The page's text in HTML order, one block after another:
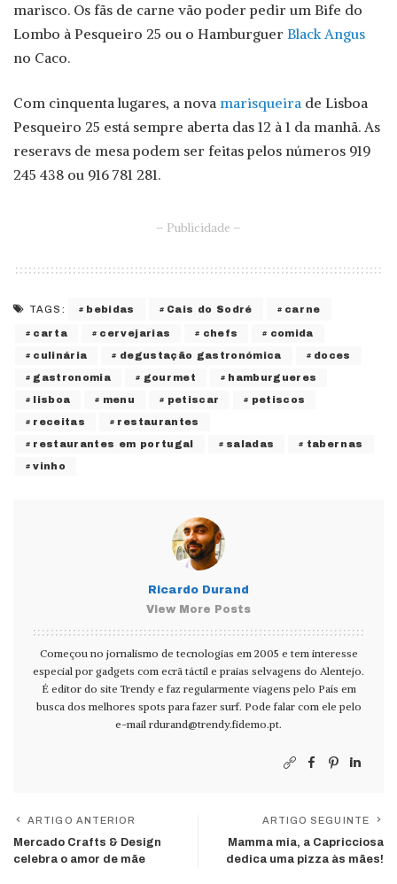
marisco. Os fãs de carne vão poder pedir um Bife do
Lombo à Pesqueiro 25 ou o Hamburguer Black Angus
no Caco.
Com cinquenta lugares, a nova marisqueira de Lisboa
Pesqueiro 25 está sempre aberta das 12 à 1 da manhã. As
reseravs de mesa podem ser feitas pelos números 919
245 438 ou 916 781 281.
– Publicidade –
TAGS: bebidas Cais do Sodré carne
carta cervejarias chefs comida
culinária degustação gastronómica doces
gastronomia gourmet hamburgueres
lisboa menu petiscar petiscos
receitas restaurantes
restaurantes em portugal saladas tabernas
vinho
Ricardo Durand
View More Posts
Começou no jornalismo de tecnologias em 2005 e tem interesse
especial por gadgets com ecrã táctil e praias selvagens do Alentejo.
É editor do site Trendy e faz regularmente viagens pelo País em
busca dos melhores spots para fazer surf. Pode falar com ele pelo
e-mail rdurand@trendy.fidemo.pt.
ARTIGO ANTERIOR
Mercado Crafts & Design
celebra o amor de mãe
ARTIGO SEGUINTE
Mamma mia, a Capricciosa
dedica uma pizza às mães!